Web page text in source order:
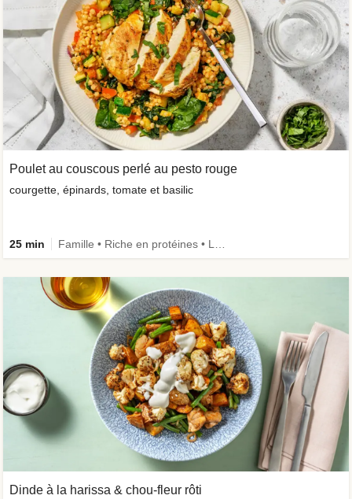
Dinde à la harissa & chou-fleur rôti
Poulet au couscous perlé au pesto rouge
courgette, épinards, tomate et basilic
25 min